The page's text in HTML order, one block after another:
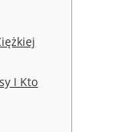
I Kto